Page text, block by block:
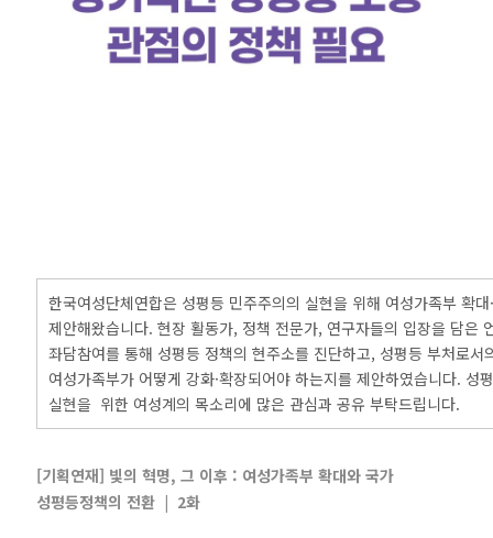
한국여성단체연합은 성평등 민주주의의 실현을 위해 여성가족부 확대
제안해왔습니다. 현장 활동가, 정책 전문가, 연구자들의 입장을 담은
좌담참여를 통해 성평등 정책의 현주소를 진단하고, 성평등 부처로서
여성가족부가 어떻게 강화·확장되어야 하는지를 제안하였습니다. 성
실현을 위한 여성계의 목소리에 많은 관심과 공유 부탁드립니다.
[기획연재] 빛의 혁명, 그 이후 : 여성가족부 확대와 국가
성평등정책의 전환 | 2화